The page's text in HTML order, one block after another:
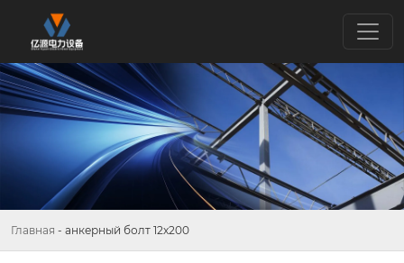
Главная - анкерный болт 12х200